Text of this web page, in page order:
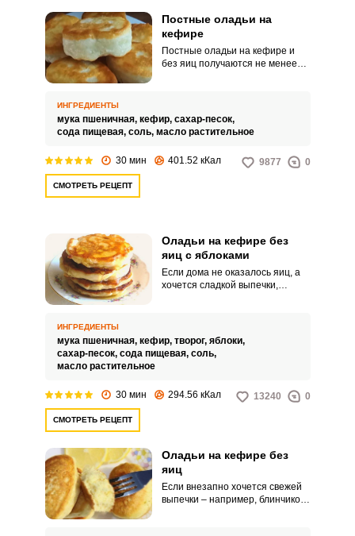
Постные оладьи на
кефире
Постные оладьи на кефире и
без яиц получаются не менее
предлагаемому рецепту они
будут у вас необыкновенно
пышные.
ИНГРЕДИЕНТЫ
мука пшеничная, кефир, сахар-песок,
сода пищевая, соль, масло растительное
30 мин 401.52 кКал 9877 0
СМОТРЕТЬ РЕЦЕПТ
Оладьи на кефире без
яиц с яблоками
Если дома не оказалось яиц, а
хочется сладкой выпечки,
творога и яблок. Они буквально
тают во рту, напоминая по вкусу
шарлотку.
ИНГРЕДИЕНТЫ
мука пшеничная, кефир, творог, яблоки,
сахар-песок, сода пищевая, соль,
масло растительное
30 мин 294.56 кКал 13240 0
СМОТРЕТЬ РЕЦЕПТ
Оладьи на кефире без
яиц
Если внезапно хочется свежей
выпечки – например, блинчиков